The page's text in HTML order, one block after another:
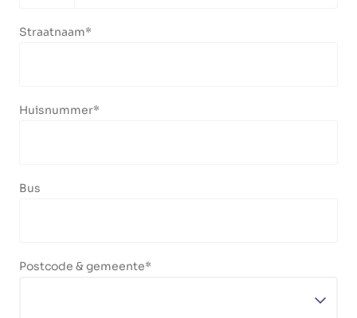
Straatnaam
Huisnummer
Bus
Postcode & gemeente